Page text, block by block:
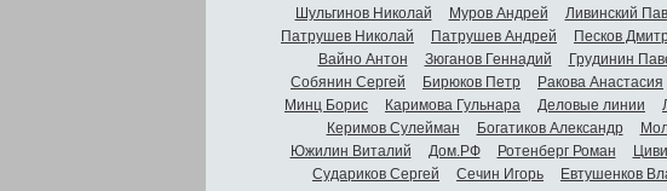
Шульгинов Николай
Муров Андрей Ливинский
Патрушев Николай
Патрушев Андрей Песков
Вайно Антон
Зюганов Геннадий Грудинин
Собянин Сергей
Бирюков Петр Ракова Анастасия
Минц Борис
Каримова Гульнара Деловые линии
Керимов Сулейман
Богатиков Александр
Южилин Виталий
Дом.РФ Ротенберг Роман
Судариков Сергей
Сечин Игорь Евтушенков